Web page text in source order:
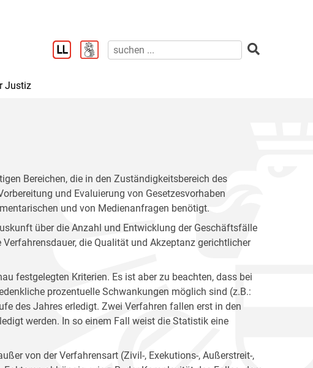
Justiz
Bereichen, die in den Zuständigkeitsbereich des
und Evaluierung von Gesetzesvorhaben
und von Medienanfragen benötigt.
über die Anzahl und Entwicklung der Geschäftsfälle
die Qualität und Akzeptanz gerichtlicher
festgelegten Kriterien. Es ist aber zu beachten, dass bei
prozentuelle Schwankungen möglich sind (z.B.:
des Jahres erledigt. Zwei Verfahren fallen erst in den
werden. In so einem Fall weist die Statistik eine
von der Verfahrensart (Zivil-, Exekutions-, Außerstreit-,